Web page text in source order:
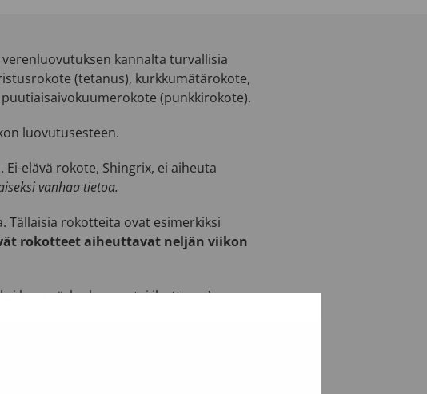
kannalta turvallisia
(tetanus), kurkkumätärokote,
(punkkirokote).
luovutusesteen.
elävä rokote, Shingrix, ei aiheuta
vanhaa tietoa.
Tällaisia rokotteita ovat esimerkiksi
rokotteet aiheuttavat neljän viikon
kova särky, kuume tai ihottuma)
jälkeen, aiheutuu rokotuksesta